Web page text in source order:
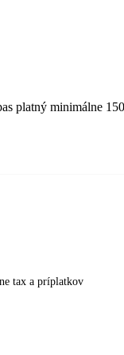
platný minimálne
tax a príplatkov